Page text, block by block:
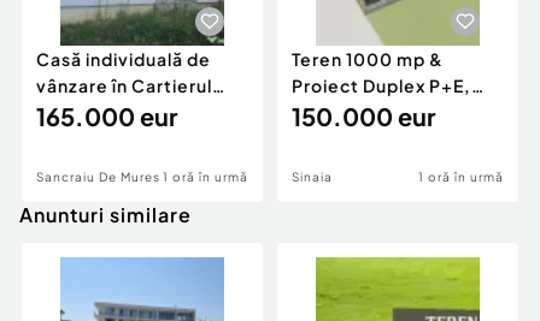
Casă individuală de
vânzare în Cartierul
Răsăritului,
165.000 eur
Sancraiu De Mures 1 oră în urmă
Teren 1000 mp &
Proiect Duplex P+E,
Sinaia - Zamora,
150.000 eur
Sinaia 1 oră în urmă
Anunturi similare